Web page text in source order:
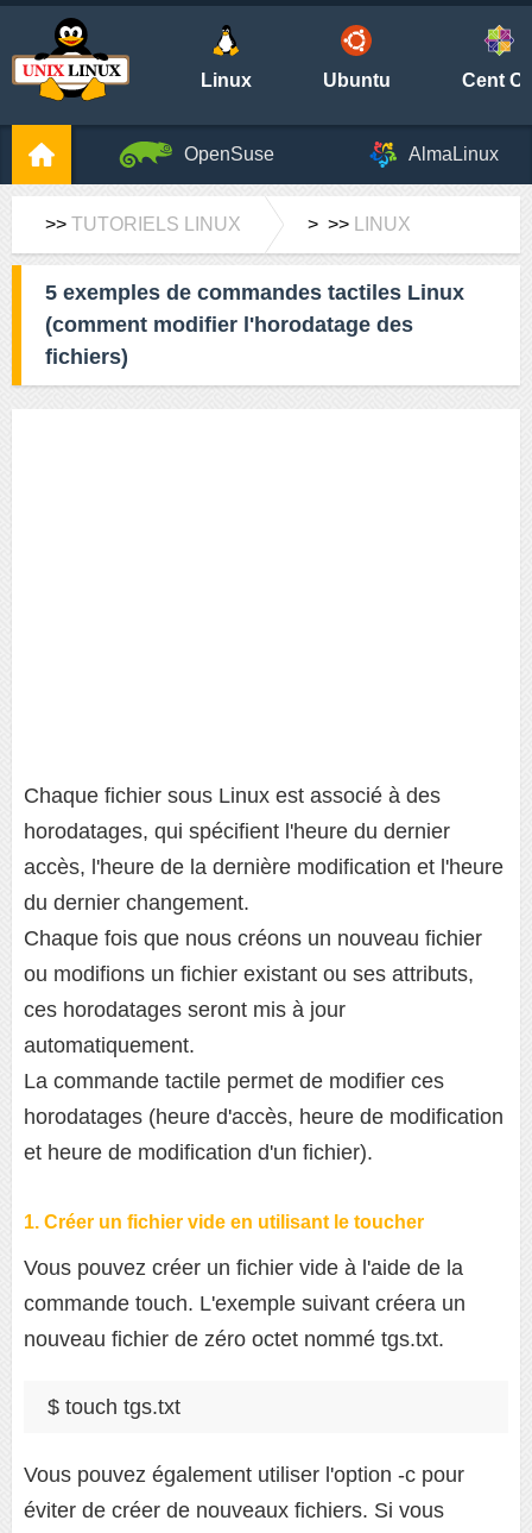
Linux Ubuntu Cent
OpenSuse AlmaLinux
>> TUTORIELS LINUX > >> LINUX
5 exemples de commandes tactiles Linux
(comment modifier l'horodatage des
fichiers)
Chaque fichier sous Linux est associé à des
horodatages, qui spécifient l'heure du dernier
accès, l'heure de la dernière modification et l'heure
du dernier changement.
Chaque fois que nous créons un nouveau fichier
ou modifions un fichier existant ou ses attributs,
ces horodatages seront mis à jour
automatiquement.
La commande tactile permet de modifier ces
horodatages (heure d'accès, heure de modification
et heure de modification d'un fichier).
1. Créer un fichier vide en utilisant le toucher
Vous pouvez créer un fichier vide à l'aide de la
commande touch. L'exemple suivant créera un
nouveau fichier de zéro octet nommé tgs.txt.
$ touch tgs.txt
Vous pouvez également utiliser l'option -c pour
éviter de créer de nouveaux fichiers. Si vous